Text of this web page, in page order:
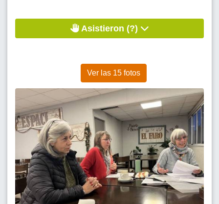
Asistieron (?)
Ver las 15 fotos